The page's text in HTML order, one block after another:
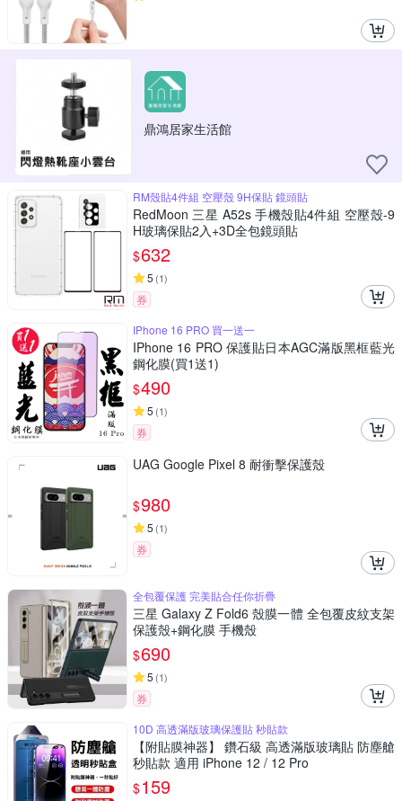
鼎鴻居家生活館
RM殼貼4件組 空壓殼 9H保貼 鏡頭貼
RedMoon 三星 A52s 手機殼貼4件組 空壓殼-9
H玻璃保貼2入+3D全包鏡頭貼
$632
5 (1)
券
IPhone 16 PRO 買一送一
IPhone 16 PRO 保護貼日本AGC滿版黑框藍光
鋼化膜(買1送1)
$490
5 (1)
券
UAG Google Pixel 8 耐衝擊保護殼
$980
5 (1)
券
全包覆保護 完美貼合任你折疊
三星 Galaxy Z Fold6 殼膜一體 全包覆皮紋支架
保護殼+鋼化膜 手機殼
$690
5 (1)
券
10D 高透滿版玻璃保護貼 秒貼款
【附貼膜神器】 鑽石級 高透滿版玻璃貼 防塵艙
秒貼款 適用 iPhone 12 / 12 Pro
$159